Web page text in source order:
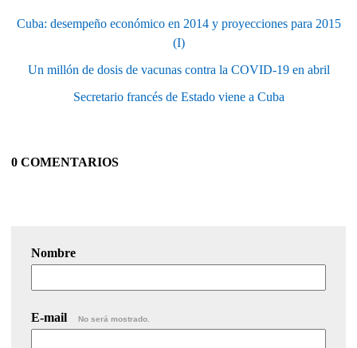
Cuba: desempeño económico en 2014 y proyecciones para 2015
(I)
Un millón de dosis de vacunas contra la COVID-19 en abril
Secretario francés de Estado viene a Cuba
0 COMENTARIOS
Nombre
E-mail No será mostrado.